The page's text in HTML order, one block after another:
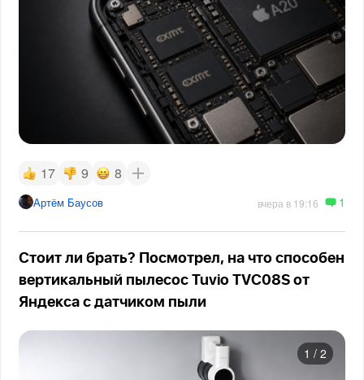
17 9 8
Артём Баусов вчера в 19:16 1
Стоит ли брать? Посмотрел, на что способен
вертикальный пылесос Tuvio TVC08S от
Яндекса с датчиком пыли
1 / 2